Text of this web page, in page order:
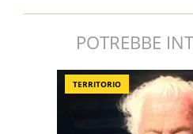
POTREBBE
TERRITORIO